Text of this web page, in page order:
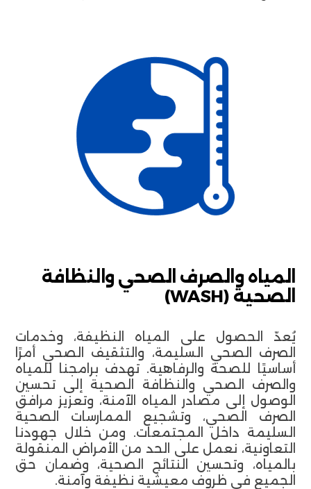
المياه والصرف الصحي والنظافة
الصحية (WASH)
يُعدّ الحصول على المياه النظيفة، وخدمات
الصرف الصحي السليمة، والتثقيف الصحي أمرًا
أساسيًا للصحة والرفاهية. تهدف برامجنا للمياه
والصرف الصحي والنظافة الصحية إلى تحسين
الوصول إلى مصادر المياه الآمنة، وتعزيز مرافق
الصرف الصحي، وتشجيع الممارسات الصحية
السليمة داخل المجتمعات. ومن خلال جهودنا
التعاونية، نعمل على الحد من الأمراض المنقولة
بالمياه، وتحسين النتائج الصحية، وضمان حق
الجميع في ظروف معيشية نظيفة وآمنة.